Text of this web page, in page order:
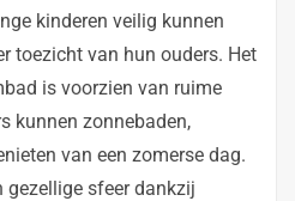
kinderen veilig kunnen
toezicht van hun ouders. Het
is voorzien van ruime
kunnen zonnebaden,
van een zomerse dag.
gezellige sfeer dankzij